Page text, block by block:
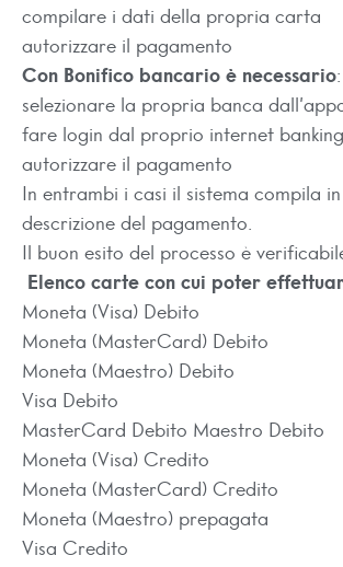
compilare i dati della propria carta
autorizzare il pagamento
Con Bonifico bancario è necessario:
selezionare la propria banca
fare login dal proprio internet banking
autorizzare il pagamento
In entrambi i casi il sistema compila
descrizione del pagamento.
Il buon esito del processo è
Elenco carte con cui poter
Moneta (Visa) Debito
Moneta (MasterCard) Debito
Moneta (Maestro) Debito
Visa Debito
MasterCard Debito Maestro Debito
Moneta (Visa) Credito
Moneta (MasterCard) Credito
Moneta (Maestro) prepagata
Visa Credito